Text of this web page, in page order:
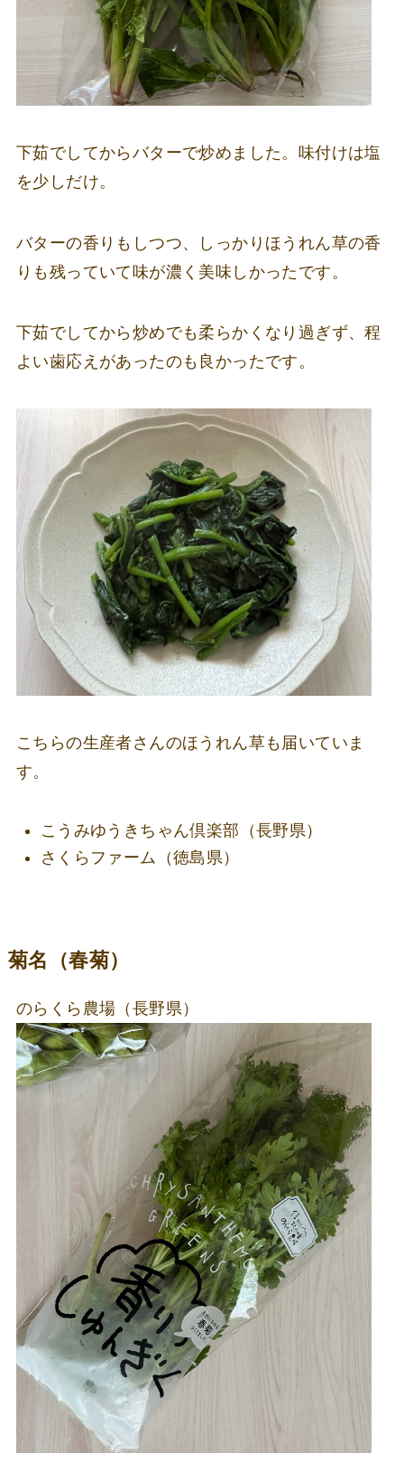
下茹でしてからバターで炒めました。味付けは塩
を少しだけ。
バターの香りもしつつ、しっかりほうれん草の香
りも残っていて味が濃く美味しかったです。
下茹でしてから炒めでも柔らかくなり過ぎず、程
よい歯応えがあったのも良かったです。
こちらの生産者さんのほうれん草も届いていま
す。
こうみゆうきちゃん倶楽部（長野県）
さくらファーム（徳島県）
菊名（春菊）
のらくら農場（長野県）